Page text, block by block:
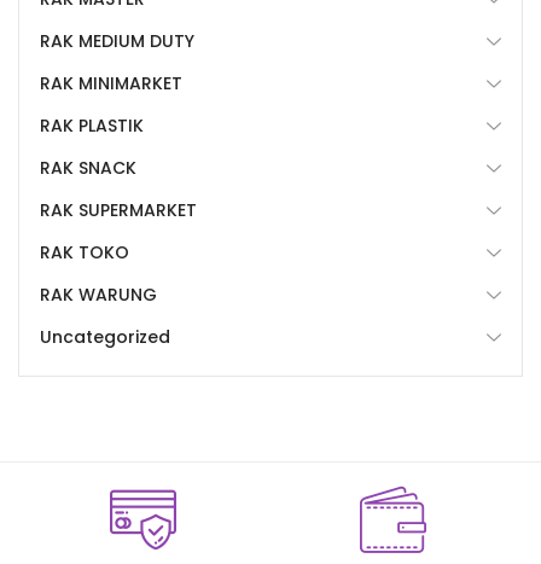
RAK MEDIUM DUTY
RAK MINIMARKET
RAK PLASTIK
RAK SNACK
RAK SUPERMARKET
RAK TOKO
RAK WARUNG
Uncategorized